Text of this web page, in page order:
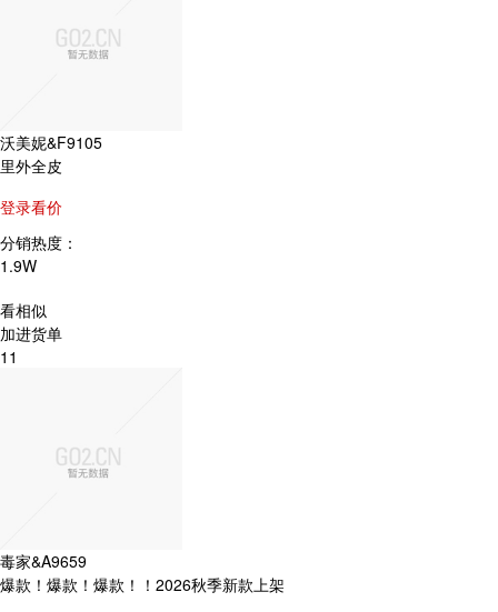
沃美妮&F9105
里外全皮
登录看价
分销热度：
1.9W
看相似
加进货单
11
毒家&A9659
爆款！爆款！爆款！！2026秋季新款上架